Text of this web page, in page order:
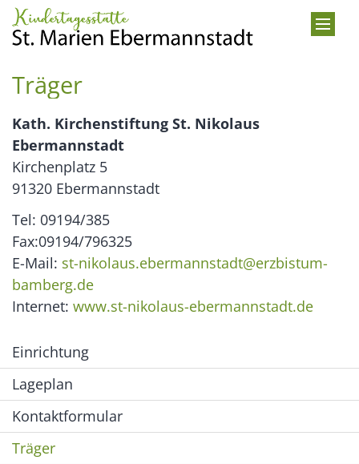
Zum Inhalt springen
Träger
Kath. Kirchenstiftung St. Nikolaus
Ebermannstadt
Kirchenplatz 5
91320 Ebermannstadt
Tel: 09194/385
Fax:09194/796325
E-Mail: st-nikolaus.ebermannstadt@erzbistum-
bamberg.de
Internet: www.st-nikolaus-ebermannstadt.de
Einrichtung
Lageplan
Kontaktformular
Träger